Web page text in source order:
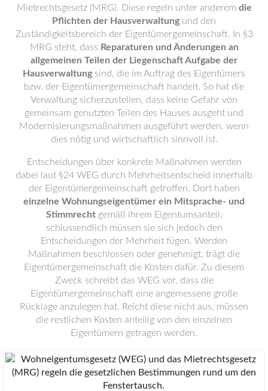
Mietrechtsgesetz (MRG). Diese regeln unter anderem die
Pflichten der Hausverwaltung und den
Zuständigkeitsbereich der Eigentümergemeinschaft. In §3
MRG steht, dass Reparaturen und Änderungen an
allgemeinen Teilen der Liegenschaft Aufgabe der
Hausverwaltung sind, die im Auftrag des Eigentümers
bzw. der Eigentümergemeinschaft handelt. So hat die
Verwaltung sicherzustellen, dass keine Gefahr von
gemeinsam genutzten Teilen des Hauses ausgeht und
Modernisierungsmaßnahmen ausgeführt werden, wenn
dies nötig und wirtschaftlich sinnvoll ist.
Entscheidungen über konkrete Maßnahmen werden
dabei laut §24 WEG durch Mehrheitsentscheid innerhalb
der Eigentümergemeinschaft getroffen. Dort haben
einzelne Wohnungseigentümer ein Mitsprache- und
Stimmrechtgemäß ihrem Eigentumsanteil,
schlussendlich müssen sie sich jedoch den
Entscheidungen der Mehrheit fügen. Werden
Maßnahmen beschlossen oder genehmigt, trägt die
Eigentümergemeinschaft die Kosten dafür. Zu diesem
Zweck schreibt das WEG vor, dass die
Eigentümergemeinschaft eine angemessene große
Rücklage anzulegen hat. Reicht diese nicht aus, müssen
die restlichen Kosten anteilig von den einzelnen
Eigentümern getragen werden.